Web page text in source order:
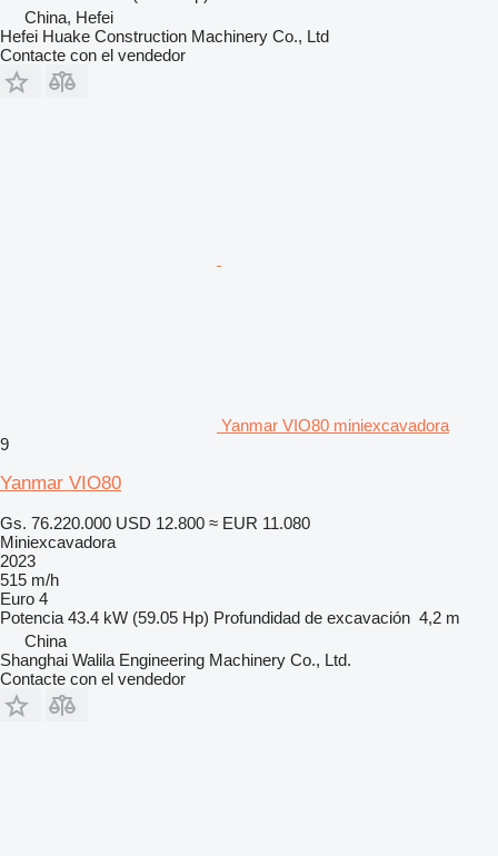
China, Hefei
Hefei Huake Construction Machinery Co., Ltd
Contacte con el vendedor
Yanmar VIO80 miniexcavadora
9
Yanmar VIO80
Gs. 76.220.000 USD 12.800 ≈ EUR 11.080
Miniexcavadora
2023
515 m/h
Euro 4
Potencia 43.4 kW (59.05 Hp) Profundidad de excavación 4,2 m
China
Shanghai Walila Engineering Machinery Co., Ltd.
Contacte con el vendedor